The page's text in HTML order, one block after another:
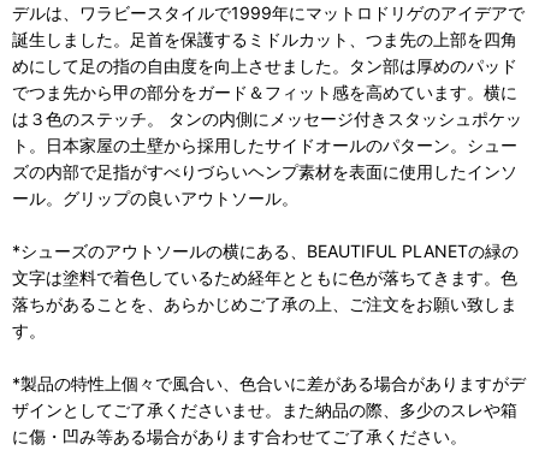
デルは、ワラビースタイルで1999年にマットロドリゲのアイデアで
誕生しました。足首を保護するミドルカット、つま先の上部を四角
めにして足の指の自由度を向上させました。タン部は厚めのパッド
でつま先から甲の部分をガード＆フィット感を高めています。横に
は３色のステッチ。 タンの内側にメッセージ付きスタッシュポケッ
ト。日本家屋の土壁から採用したサイドオールのパターン。シュー
ズの内部で足指がすべりづらいヘンプ素材を表面に使用したインソ
ール。グリップの良いアウトソール。
*シューズのアウトソールの横にある、BEAUTIFUL PLANETの緑の
文字は塗料で着色しているため経年とともに色が落ちてきます。色
落ちがあることを、あらかじめご了承の上、ご注文をお願い致しま
す。
*製品の特性上個々で風合い、色合いに差がある場合がありますがデ
ザインとしてご了承くださいませ。また納品の際、多少のスレや箱
に傷・凹み等ある場合があります合わせてご了承ください。